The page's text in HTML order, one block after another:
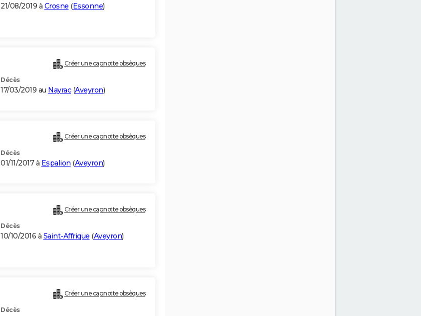
21/08/2019 à Crosne (Essonne)
Créer une cagnotte obsèques
Décès
17/03/2019 au Nayrac(Aveyron)
Créer une cagnotte obsèques
Décès
01/11/2017 à Espalion (Aveyron)
Créer une cagnotte obsèques
Décès
10/10/2016 à Saint-Affrique (Aveyron)
Créer une cagnotte obsèques
Décès